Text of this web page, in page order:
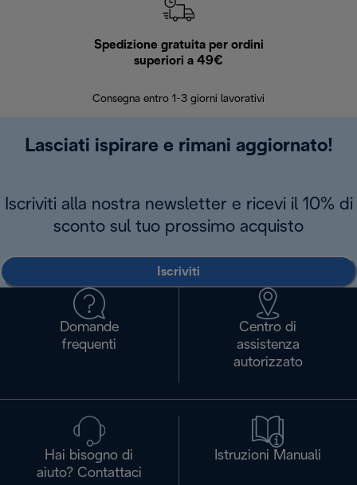
Spedizione gratuita per ordini
superiori a 49€
Consegna entro 1-3 giorni lavorativi
Lasciati ispirare e rimani aggiornato!
Iscriviti alla nostra newsletter e ricevi il 10% di
sconto sul tuo prossimo acquisto
Iscriviti
Domande
frequenti
Centro di
assistenza
autorizzato
Hai bisogno di
aiuto? Contattaci
Istruzioni Manuali